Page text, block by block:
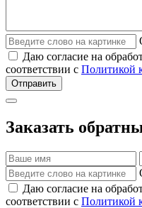
Даю согласие на
соответствии с Политикой
Отправить
Заказать
Даю согласие на
соответствии с Политикой